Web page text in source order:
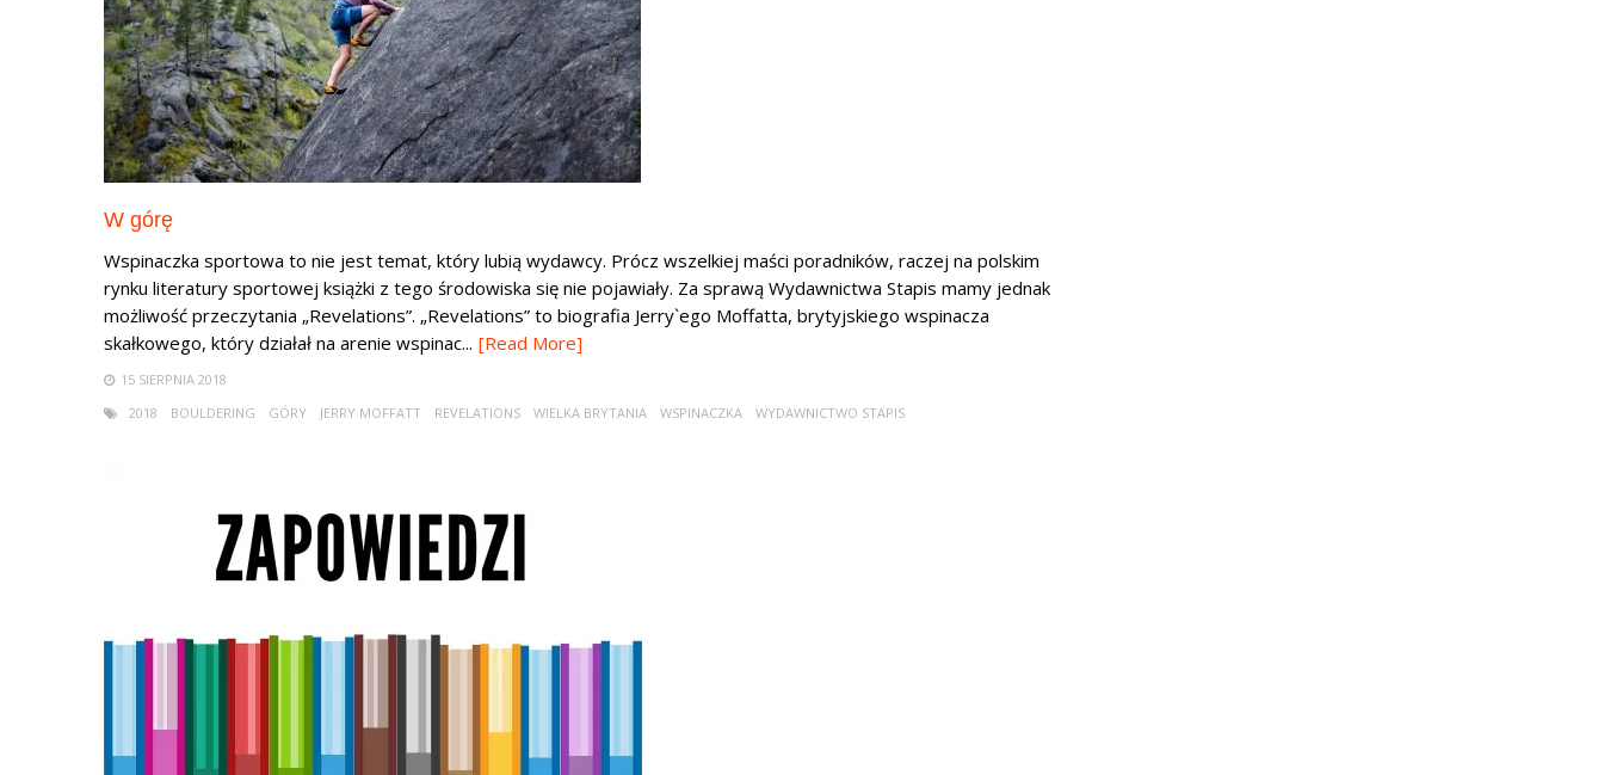
W górę
Wspinaczka sportowa to nie jest temat, który lubią wydawcy. Prócz wszelkiej maści poradników, raczej na polskim
rynku literatury sportowej książki z tego środowiska się nie pojawiały. Za sprawą Wydawnictwa Stapis mamy jednak
możliwość przeczytania „Revelations”. „Revelations” to biografia Jerry`ego Moffatta, brytyjskiego wspinacza
skałkowego, który działał na arenie wspinac... [Read More]
15 SIERPNIA 2018
2018
BOULDERING GÓRY JERRY MOFFATT REVELATIONS WIELKA BRYTANIA WSPINACZKA WYDAWNICTWO STAPIS